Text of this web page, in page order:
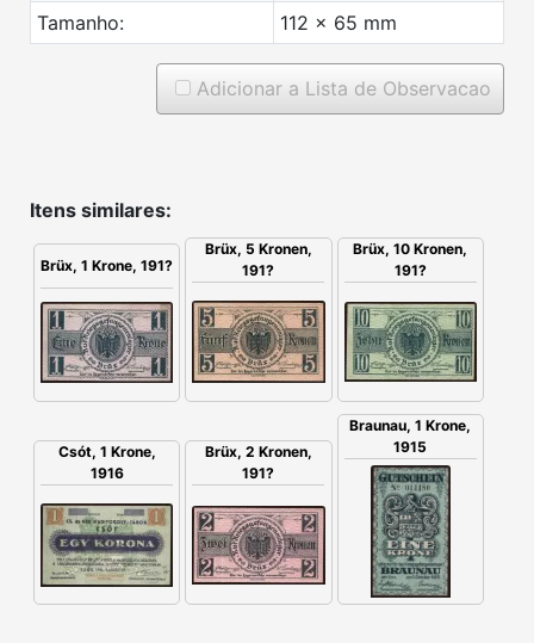
Tamanho:
112 x 65 mm
Adicionar a Lista de Observacao
Itens similares:
Brüx, 1 Krone, 191?
Brüx, 5 Kronen,
191?
Brüx, 10 Kronen,
191?
Csót, 1 Krone,
1916
Brüx, 2 Kronen,
191?
Braunau, 1 Krone,
1915